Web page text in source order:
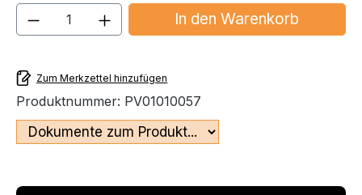
Produkt Anzahl: Gib den gewünschten
In den Warenkorb
Zum Merkzettel hinzufügen
Produktnummer: PV01010057